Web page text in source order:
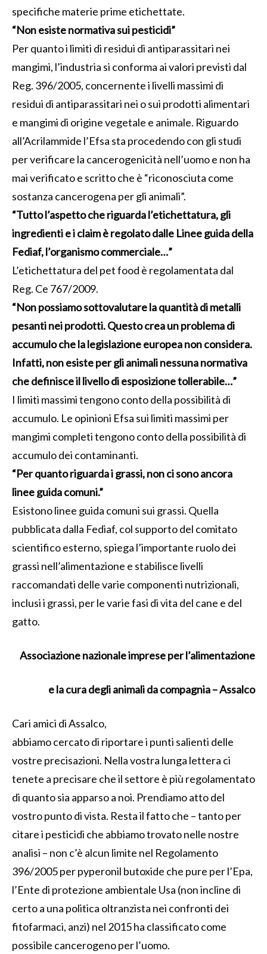
specifiche materie prime etichettate.
“Non esiste normativa sui pesticidi”
Per quanto i limiti di residui di antiparassitari nei
mangimi, l’industria si conforma ai valori previsti dal
Reg. 396/2005, concernente i livelli massimi di
residui di antiparassitari nei o sui prodotti alimentari
e mangimi di origine vegetale e animale. Riguardo
all’Acrilammide l’Efsa sta procedendo con gli studi
per verificare la cancerogenicità nell’uomo e non ha
mai verificato e scritto che è “riconosciuta come
sostanza cancerogena per gli animali”.
“Tutto l’aspetto che riguarda l’etichettatura, gli
ingredienti e i claim è regolato dalle Linee guida della
Fediaf, l’organismo commerciale…”
L’etichettatura del pet food è regolamentata dal
Reg. Ce 767/2009.
“Non possiamo sottovalutare la quantità di metalli
pesanti nei prodotti. Questo crea un problema di
accumulo che la legislazione europea non considera.
Infatti, non esiste per gli animali nessuna normativa
che definisce il livello di esposizione tollerabile…”
I limiti massimi tengono conto della possibilità di
accumulo. Le opinioni Efsa sui limiti massimi per
mangimi completi tengono conto della possibilità di
accumulo dei contaminanti.
“Per quanto riguarda i grassi, non ci sono ancora
linee guida comuni.”
Esistono linee guida comuni sui grassi. Quella
pubblicata dalla Fediaf, col supporto del comitato
scientifico esterno, spiega l’importante ruolo dei
grassi nell’alimentazione e stabilisce livelli
raccomandati delle varie componenti nutrizionali,
inclusi i grassi, per le varie fasi di vita del cane e del
gatto.
Associazione nazionale imprese per l’alimentazione
e la cura degli animali da compagnia – Assalco
Cari amici di Assalco,
abbiamo cercato di riportare i punti salienti delle
vostre precisazioni. Nella vostra lunga lettera ci
tenete a precisare che il settore è più regolamentato
di quanto sia apparso a noi. Prendiamo atto del
vostro punto di vista. Resta il fatto che – tanto per
citare i pesticidi che abbiamo trovato nelle nostre
analisi – non c’è alcun limite nel Regolamento
396/2005 per pyperonil butoxide che pure per l’Epa,
l’Ente di protezione ambientale Usa (non incline di
certo a una politica oltranzista nei confronti dei
fitofarmaci, anzi) nel 2015 ha classificato come
possibile cancerogeno per l’uomo.